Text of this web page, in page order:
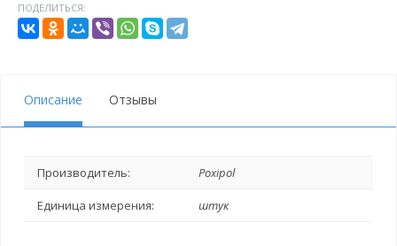
ПОДЕЛИТЬСЯ:
Описание Отзывы
Производитель: Poxipol
Единица измерения: штук